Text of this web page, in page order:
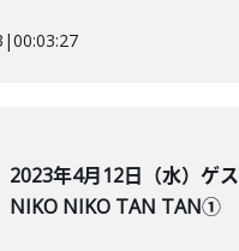
|00:03:27
2023年4月12日（水）ゲス
NIKO NIKO TAN TAN①